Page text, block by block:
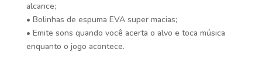
alcance;
• Bolinhas de espuma EVA super macias;
• Emite sons quando você acerta o alvo e toca música
enquanto o jogo acontece.